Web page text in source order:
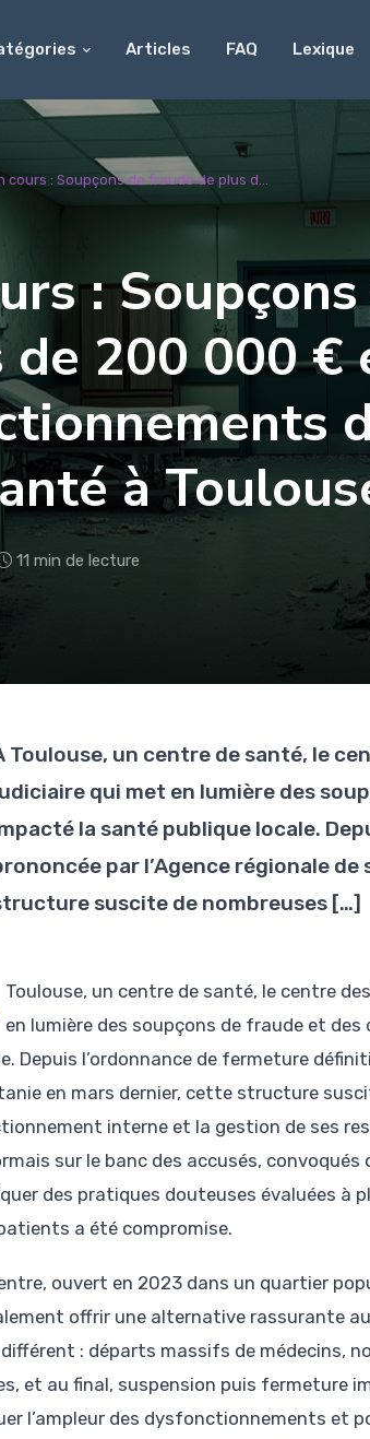
Articles FAQ Lexique
cours : Soupçons de fraude de plus d...
:
200 000 €
à
11 min de lecture
Toulouse, un centre de santé, le
qui met en lumière des
la santé publique locale.
par l’Agence régionale
suscite de nombreuses […]
Toulouse, un centre de santé, le centre
en lumière des soupçons de fraude et
Depuis l’ordonnance de fermeture
en mars dernier, cette structure
interne et la gestion de ses
sur le banc des accusés,
des pratiques douteuses évaluées à
a été compromise.
ouvert en 2023 dans un quartier
offrir une alternative rassurante
: départs massifs de médecins,
et au final, suspension puis fermeture
l’ampleur des dysfonctionnements et